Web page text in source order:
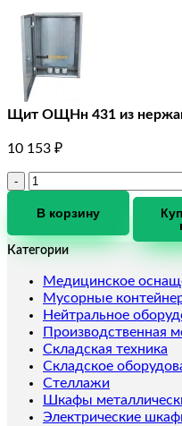
Щит ОЩНн 431 из
10 153 ₽
Количество
Щит
431
нержавеющей
стали
герметичный
В корзину
Категории
Медицинское
Мусорные
Нейтральное
Производственная
Складская техника
Складское
Стеллажи
Шкафы
Электрические